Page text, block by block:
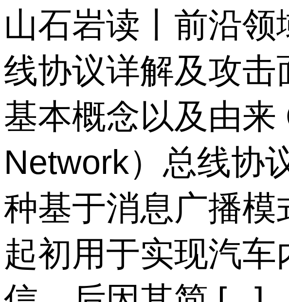
山石岩读丨前沿
线协议详解及攻
基本概念以及由
Network）总线协
种基于消息广播模
起初用于实现汽